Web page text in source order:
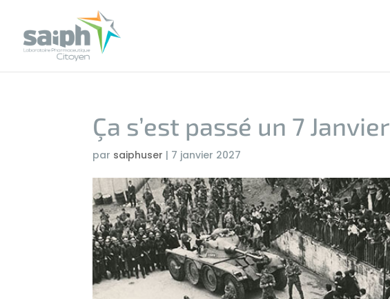
Ça s’est passé un 7 Janvier
par saiphuser | 7 janvier 2027